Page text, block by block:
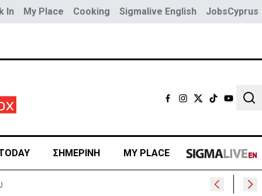
In My Place Cooking Sigmalive English JobsCyprus
ΣΗΜΕΡΙΝΗ MY PLACE